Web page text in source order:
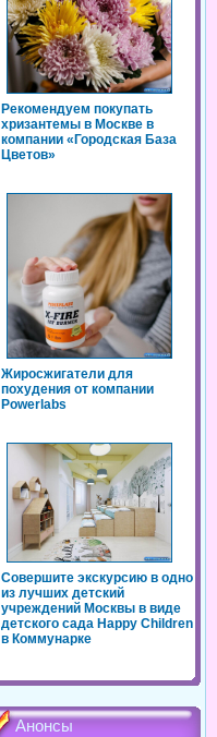
Рекомендуем покупать
хризантемы в Москве в
компании «Городская База
Цветов»
Жиросжигатели для
похудения от компании
Powerlabs
Совершите экскурсию в одно
из лучших детский
учреждений Москвы в виде
детского сада Happy Children
в Коммунарке
Анонсы